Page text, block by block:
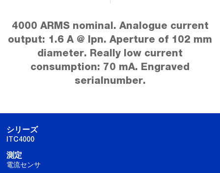
4000 ARMS nominal. Analogue current
output: 1.6 A @ Ipn. Aperture of 102 mm
diameter. Really low current
consumption: 70 mA. Engraved
serialnumber.
シリーズ
ITC4000
測定
電流センサ